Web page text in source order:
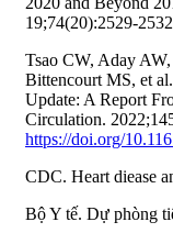
19;74(20):2529-
Tsao CW, Aday
Bittencourt MS, et
Update: A Report
Circulation.
https://doi.org/
CDC. Heart diease
Bộ Y tế. Dự phòng